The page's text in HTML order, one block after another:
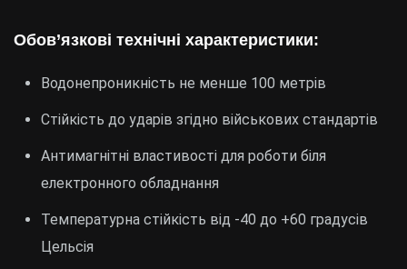
Обов’язкові технічні характеристики:
Водонепроникність не менше 100 метрів
Стійкість до ударів згідно військових стандартів
Антимагнітні властивості для роботи біля
електронного обладнання
Температурна стійкість від -40 до +60 градусів
Цельсія